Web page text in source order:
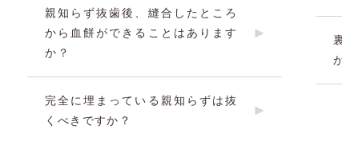
親知らず抜歯後、縫合したところ
から血餅ができることはあります
か？
完全に埋まっている親知らずは抜
くべきですか？